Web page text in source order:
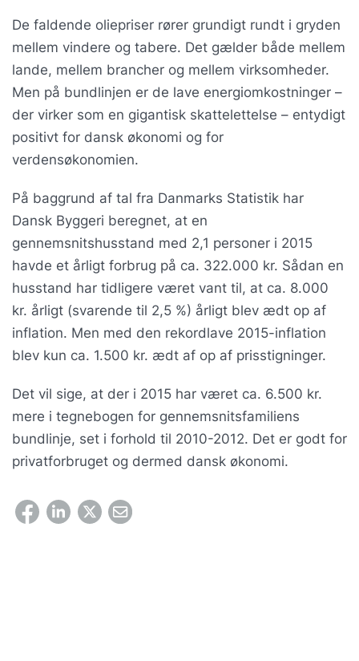
De faldende oliepriser rører grundigt rundt i gryden
mellem vindere og tabere. Det gælder både mellem
lande, mellem brancher og mellem virksomheder.
Men på bundlinjen er de lave energiomkostninger –
der virker som en gigantisk skattelettelse – entydigt
positivt for dansk økonomi og for
verdensøkonomien.
På baggrund af tal fra Danmarks Statistik har
Dansk Byggeri beregnet, at en
gennemsnitshusstand med 2,1 personer i 2015
havde et årligt forbrug på ca. 322.000 kr. Sådan en
husstand har tidligere været vant til, at ca. 8.000
kr. årligt (svarende til 2,5 %) årligt blev ædt op af
inflation. Men med den rekordlave 2015-inflation
blev kun ca. 1.500 kr. ædt af op af prisstigninger.
Det vil sige, at der i 2015 har været ca. 6.500 kr.
mere i tegnebogen for gennemsnitsfamiliens
bundlinje, set i forhold til 2010-2012. Det er godt for
privatforbruget og dermed dansk økonomi.